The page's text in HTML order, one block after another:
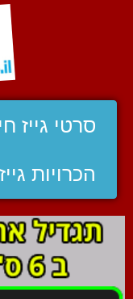
סרטי גייז
הכרויות גייז